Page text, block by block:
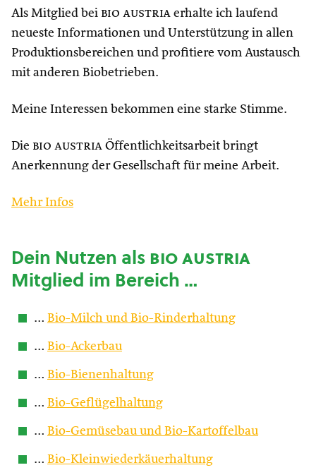
Als Mitglied bei bio austria erhalte ich laufend
neueste Informationen und Unterstützung in allen
Produktionsbereichen und profitiere vom Austausch
mit anderen Biobetrieben.
Meine Interessen bekommen eine starke Stimme.
Die bio austria Öffentlichkeitsarbeit bringt
Anerkennung der Gesellschaft für meine Arbeit.
Mehr Infos
Dein Nutzen alsbio austria
Mitglied im Bereich …
… Bio-Milch und Bio-Rinderhaltung
… Bio-Ackerbau
… Bio-Bienenhaltung
… Bio-Geflügelhaltung
… Bio-Gemüsebau und Bio-Kartoffelbau
… Bio-Kleinwiederkäuerhaltung